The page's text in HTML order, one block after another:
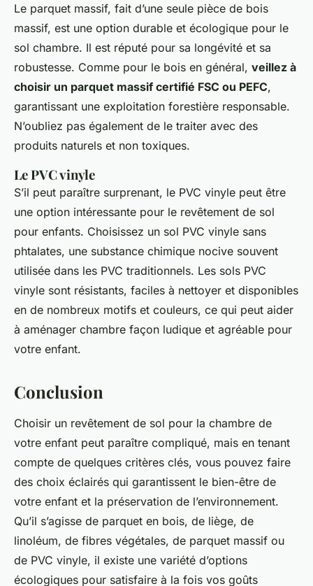
Le parquet massif, fait d’une seule pièce de bois
massif, est une option durable et écologique pour le
sol chambre. Il est réputé pour sa longévité et sa
robustesse. Comme pour le bois en général, veillez à
choisir un parquet massif certifié FSC ou PEFC,
garantissant une exploitation forestière responsable.
N’oubliez pas également de le traiter avec des
produits naturels et non toxiques.
Le PVC vinyle
S’il peut paraître surprenant, le PVC vinyle peut être
une option intéressante pour le revêtement de sol
pour enfants. Choisissez un sol PVC vinyle sans
phtalates, une substance chimique nocive souvent
utilisée dans les PVC traditionnels. Les sols PVC
vinyle sont résistants, faciles à nettoyer et disponibles
en de nombreux motifs et couleurs, ce qui peut aider
à aménager chambre façon ludique et agréable pour
votre enfant.
Conclusion
Choisir un revêtement de sol pour la chambre de
votre enfant peut paraître compliqué, mais en tenant
compte de quelques critères clés, vous pouvez faire
des choix éclairés qui garantissent le bien-être de
votre enfant et la préservation de l’environnement.
Qu’il s’agisse de parquet en bois, de liège, de
linoléum, de fibres végétales, de parquet massif ou
de PVC vinyle, il existe une variété d’options
écologiques pour satisfaire à la fois vos goûts